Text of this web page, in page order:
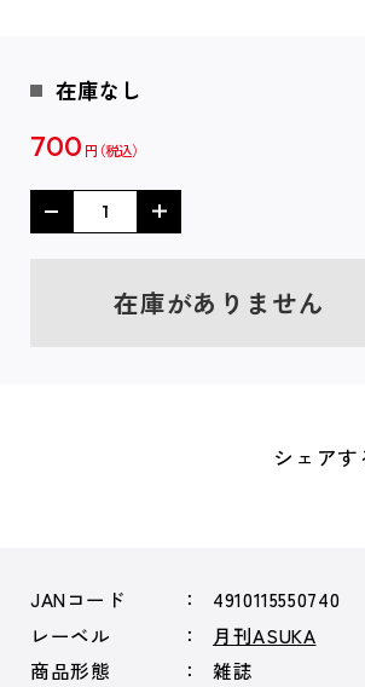
在庫なし
700 円
在庫がありません
シェアす
JANコード
4910115550740
レーベル
月刊ASUKA
商品形態
雑誌